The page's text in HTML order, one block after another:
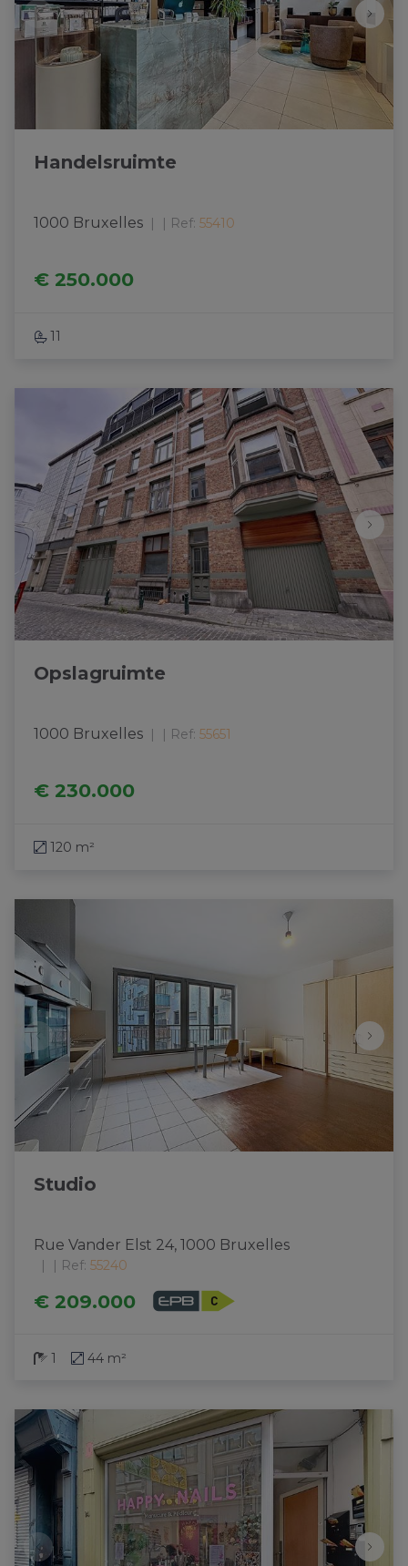
Handelsruimte
1000 Bruxelles | Ref: 55410
€ 250.000
11
Opslagruimte
1000 Bruxelles | Ref: 55651
€ 230.000
120 m²
Studio
Rue Vander Elst 24, 1000 Bruxelles
| Ref: 55240
€ 209.000
1 44 m²